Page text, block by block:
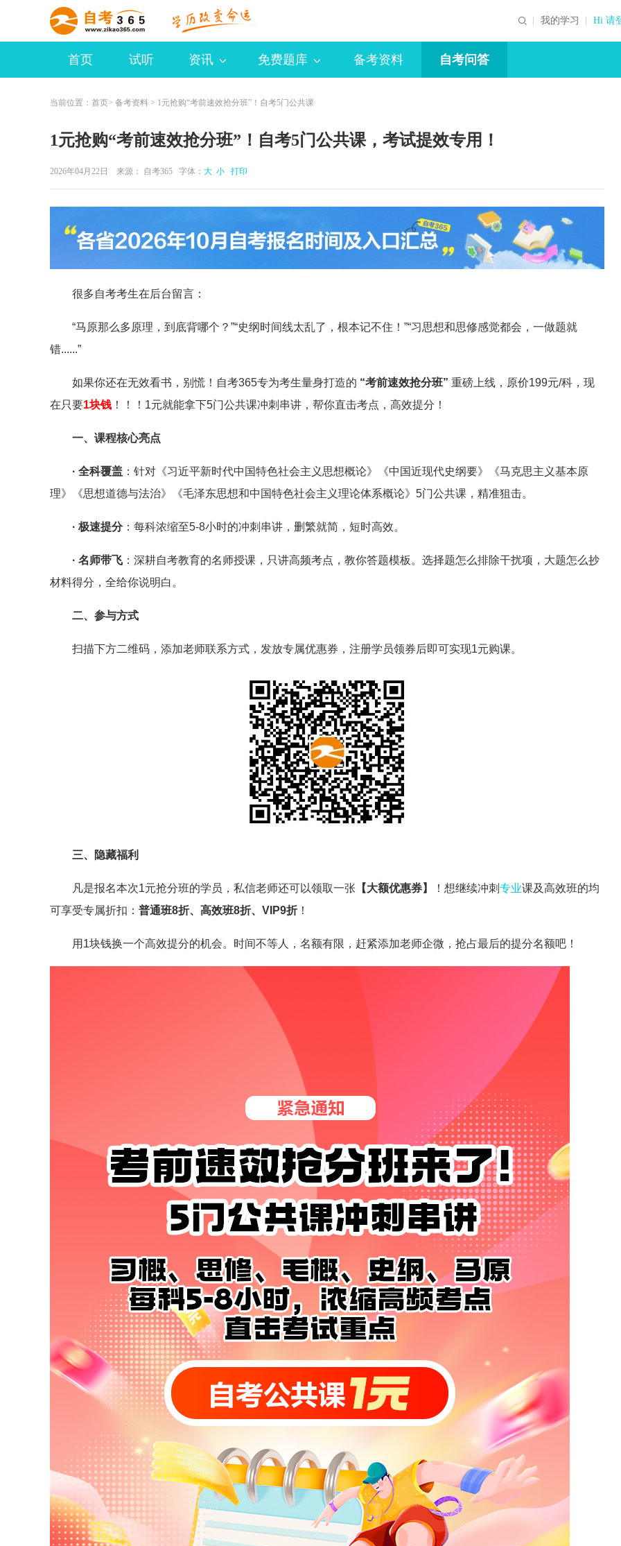
我的学习 Hi 请
首页 试听 资讯 免费题库 备考资料 自考问答
当前位置： 首页> 备考资料 > 1元抢购“考前速效抢分班”！自考5门公共课
1元抢购“考前速效抢分班”！自考5门公共课，考试提效专用！
2026年04月22日 来源： 自考365 字体： 大 小 打印
很多自考考生在后台留言：
“马原那么多原理，到底背哪个？”“史纲时间线太乱了，根本记不住！”“习思想和思修感觉都会，一做题就
错......”
如果你还在无效看书，别慌！ 自考365专为考生量身打造的 “考前速效抢分班” 重磅上线， 原价199元/科，现
在只要1块钱 ！！！ 1元就能拿下5门公共课冲刺串讲，帮你直击考点，高效提分！
一、课程核心亮点
· 全科覆盖 ：针对《习近平新时代中国特色社会主义思想概论》《中国近现代史纲要》《马克思主义基本原
理》《思想道德与法治》《毛泽东思想和中国特色社会主义理论体系概论》5门公共课，精准狙击。
· 极速提分：每科浓缩至5-8小时的冲刺串讲，删繁就简，短时高效。
· 名师带飞 ：深耕自考教育的名师授课，只讲高频考点，教你答题模板。选择题怎么排除干扰项，大题怎么抄
材料得分，全给你说明白。
二、 参与方式
扫描下方二维码，添加老师联系方式，发放专属优惠券，注册学员领券后即可实现1元购课。
三、隐藏福利
凡是报名本次1元抢分班的学员，私信老师还可以领取一张 【大额优惠券】 ！ 想继续冲刺专业课及高效班的均
可享受专属折扣： 普通班8折、高效班8折、VIP9折 ！
用1块钱换一个高效提分的机会。时间不等人，名额有限，赶紧添加老师企微，抢占最后的提分名额吧！